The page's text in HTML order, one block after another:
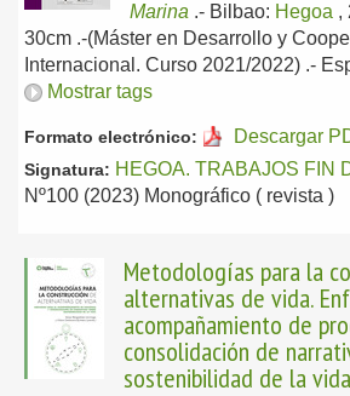
Marina .- Bilbao: Hegoa ,
30cm .-(Máster en Desarrollo y
Internacional. Curso 2021/2022) .-
Mostrar tags
Formato electrónico: Descargar
Signatura: HEGOA. TRABAJOS FIN
Nº100 (2023) Monográfico ( revista )
Metodologías para la
alternativas de vida.
acompañamiento de
consolidación de
sostenibilidad de la vida